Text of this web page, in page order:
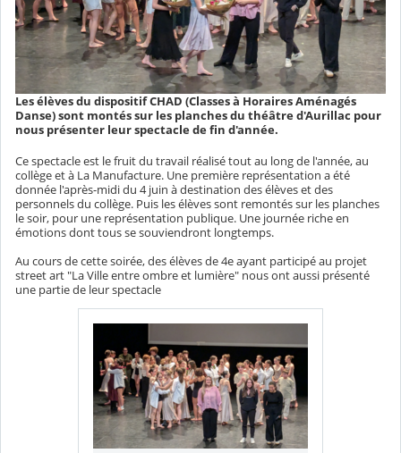
Les élèves du dispositif CHAD (Classes à Horaires Aménagés
Danse) sont montés sur les planches du théâtre d'Aurillac pour
nous présenter leur spectacle de fin d'année.
Ce spectacle est le fruit du travail réalisé tout au long de l'année, au
collège et à La Manufacture. Une première représentation a été
donnée l'après-midi du 4 juin à destination des élèves et des
personnels du collège. Puis les élèves sont remontés sur les planches
le soir, pour une représentation publique. Une journée riche en
émotions dont tous se souviendront longtemps.
Au cours de cette soirée, des élèves de 4e ayant participé au projet
street art "La Ville entre ombre et lumière" nous ont aussi présenté
une partie de leur spectacle